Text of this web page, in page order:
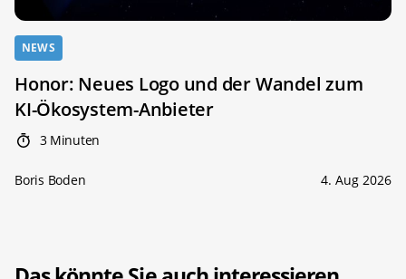
NEWS
Honor: Neues Logo und der Wandel zum
KI-Ökosystem-Anbieter
3 Minuten
Boris Boden 4. Aug 2026